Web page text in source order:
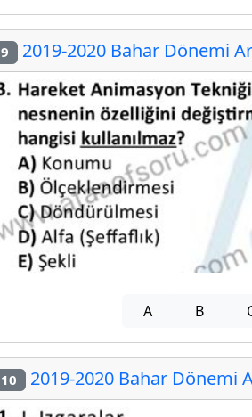
9 2019-2020 Bahar Dönemi
A B
10 2019-2020 Bahar Dönemi